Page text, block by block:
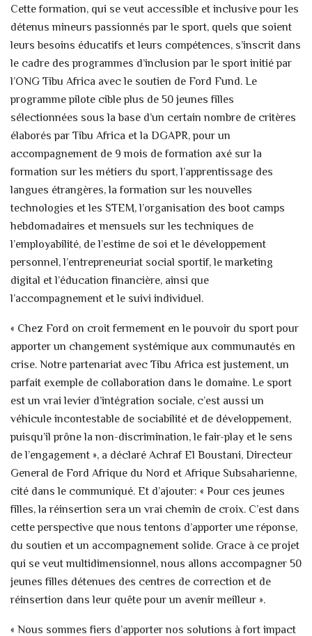
Cette formation, qui se veut accessible et inclusive pour les
détenus mineurs passionnés par le sport, quels que soient
leurs besoins éducatifs et leurs compétences, s’inscrit dans
le cadre des programmes d’inclusion par le sport initié par
l’ONG Tibu Africa avec le soutien de Ford Fund. Le
programme pilote cible plus de 50 jeunes filles
sélectionnées sous la base d’un certain nombre de critères
élaborés par Tibu Africa et la DGAPR, pour un
accompagnement de 9 mois de formation axé sur la
formation sur les métiers du sport, l’apprentissage des
langues étrangères, la formation sur les nouvelles
technologies et les STEM, l’organisation des boot camps
hebdomadaires et mensuels sur les techniques de
l’employabilité, de l’estime de soi et le développement
personnel, l’entrepreneuriat social sportif, le marketing
digital et l’éducation financière, ainsi que
l’accompagnement et le suivi individuel.
« Chez Ford on croit fermement en le pouvoir du sport pour
apporter un changement systémique aux communautés en
crise. Notre partenariat avec Tibu Africa est justement, un
parfait exemple de collaboration dans le domaine. Le sport
est un vrai levier d’intégration sociale, c’est aussi un
véhicule incontestable de sociabilité et de développement,
puisqu’il prône la non-discrimination, le fair-play et le sens
de l’engagement », a déclaré Achraf El Boustani, Directeur
General de Ford Afrique du Nord et Afrique Subsaharienne,
cité dans le communiqué. Et d’ajouter: « Pour ces jeunes
filles, la réinsertion sera un vrai chemin de croix. C’est dans
cette perspective que nous tentons d’apporter une réponse,
du soutien et un accompagnement solide. Grace à ce projet
qui se veut multidimensionnel, nous allons accompagner 50
jeunes filles détenues des centres de correction et de
réinsertion dans leur quête pour un avenir meilleur ».
« Nous sommes fiers d’apporter nos solutions à fort impact